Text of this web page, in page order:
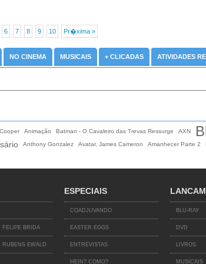
6 7 8 9 10 Pr�xima »
NO CINEMA MUSICAIS + CLICADAS ATIVIDADES
Animação Batman - O Cavaleiro das Trevas Ressurge AXN
Anthony Gonzalez Avatar, James Cameron Amanhecer Parte 2
FELIPE BRIDA
RUBENS EWALD
ESPECIAIS
COADJUVANDO
EASTER EGGS
ENTREVISTAS
HEIN? COMO?
BLU-RAY
DVD
LIVROS
MUSICAIS